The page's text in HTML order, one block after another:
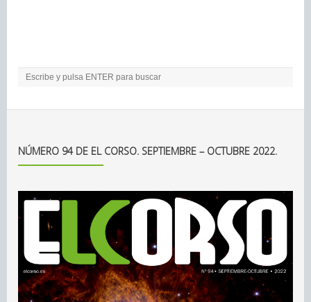
NÚMERO 94 DE EL CORSO. SEPTIEMBRE – OCTUBRE 2022.